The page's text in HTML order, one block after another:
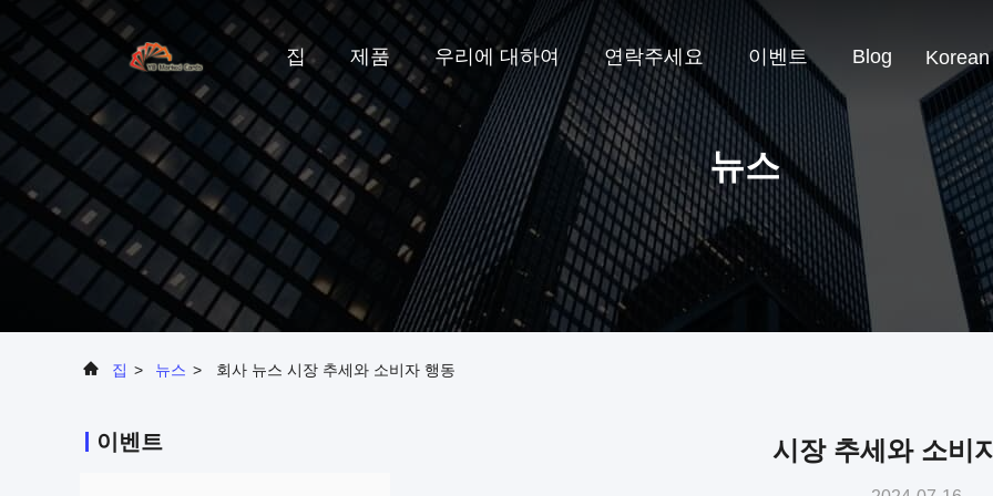
집 제품 우리에 대하여 연락주세요 이벤트 Blog Korean
뉴스
집 > 뉴스 > 회사 뉴스 시장 추세와 소비자 행동
이벤트 시장 추세와 소비